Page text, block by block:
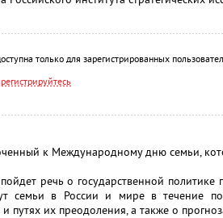
только для зарегистрированных
к Международному дню семьи,
речь о государственной
семьи в России и мире в течение
путях их преодоления, а также о